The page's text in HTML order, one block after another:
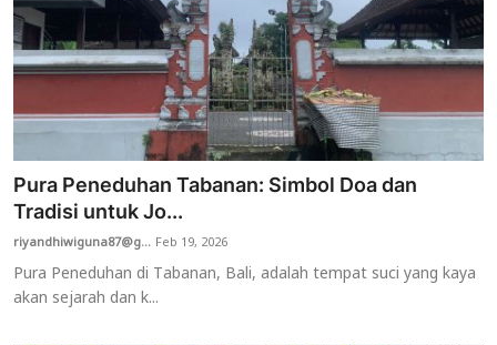
Pura Peneduhan Tabanan: Simbol Doa dan
Tradisi untuk Jo...
riyandhiwiguna87@g... Feb 19, 2026
Pura Peneduhan di Tabanan, Bali, adalah tempat suci yang kaya
akan sejarah dan k...